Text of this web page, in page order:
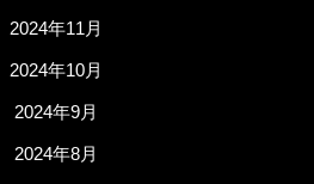
2024年11月
2024年10月
2024年9月
2024年8月